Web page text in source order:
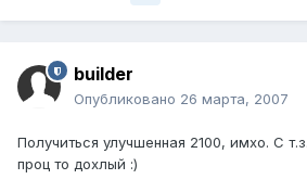
builder
Опубликовано 26 марта, 2007
Получиться улучшенная 2100, имхо. С
проц то дохлый :)